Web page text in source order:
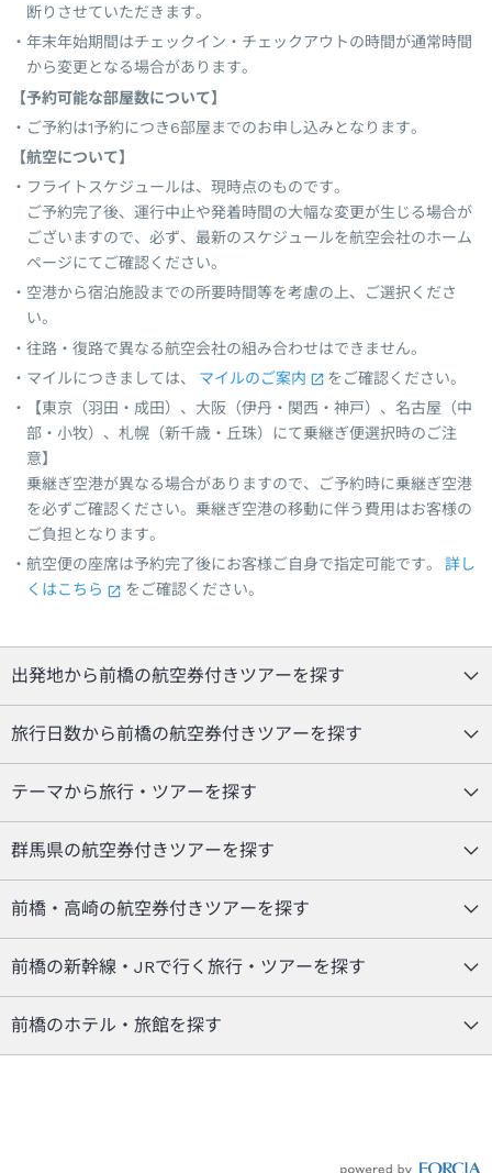
断りさせていただきます。
年末年始期間はチェックイン・チェックアウトの時間が通常時間
から変更となる場合があります。
【予約可能な部屋数について】
ご予約は1予約につき6部屋までのお申し込みとなります。
【航空について】
フライトスケジュールは、現時点のものです。
ご予約完了後、運行中止や発着時間の大幅な変更が生じる場合が
ございますので、必ず、最新のスケジュールを航空会社のホーム
ページにてご確認ください。
空港から宿泊施設までの所要時間等を考慮の上、ご選択くださ
い。
往路・復路で異なる航空会社の組み合わせはできません。
マイルにつきましては、
マイルのご案内
をご確認ください。
【東京（羽田・成田）、大阪（伊丹・関西・神戸）、名古屋（中
部・小牧）、札幌（新千歳・丘珠）にて乗継ぎ便選択時のご注
意】
乗継ぎ空港が異なる場合がありますので、ご予約時に乗継ぎ空港
を必ずご確認ください。乗継ぎ空港の移動に伴う費用はお客様の
ご負担となります。
航空便の座席は予約完了後にお客様ご自身で指定可能です。
詳し
くはこちら
をご確認ください。
出発地から前橋の航空券付きツアーを探す
旅行日数から前橋の航空券付きツアーを探す
テーマから旅行・ツアーを探す
群馬県の航空券付きツアーを探す
前橋・高崎の航空券付きツアーを探す
前橋の新幹線・JRで行く旅行・ツアーを探す
前橋のホテル・旅館を探す